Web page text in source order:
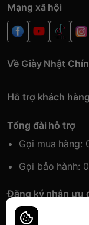
Mạng xã hội
Về Giày Nhật
Hỗ trợ khách hàng
Tổng đài hỗ trợ
Gọi mua hàng:
Gọi bảo hành:
Đăng ký nhận ưu
Đăng kí để nhận